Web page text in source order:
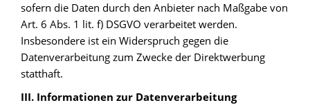
sofern die Daten durch den Anbieter nach Maßgabe von
Art. 6 Abs. 1 lit. f) DSGVO verarbeitet werden.
Insbesondere ist ein Widerspruch gegen die
Datenverarbeitung zum Zwecke der Direktwerbung
statthaft.
III. Informationen zur Datenverarbeitung